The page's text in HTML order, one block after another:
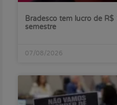
Bradesco tem lucro de
semestre
07/08/2026